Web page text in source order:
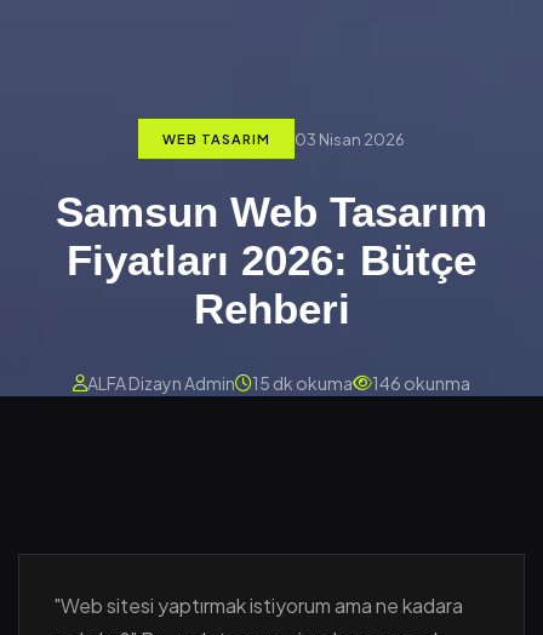
WEB TASARIM 03 Nisan 2026
Samsun Web Tasarım
Fiyatları 2026: Bütçe
Rehberi
ALFA Dizayn Admin 15 dk okuma 146 okunma
"Web sitesi yaptırmak istiyorum ama ne kadara